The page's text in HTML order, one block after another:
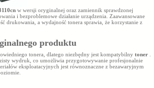
w wersji oryginalnej oraz zamiennik sprawdzonej
i bezproblemowe działanie urządzenia. Zaawansowane
drukowania, a wydajność tonera sprawia, że korzystanie z
produktu
tonera, dlatego niezbędny jest kompatybilny toner
wydruk, co umożliwia przygotowywanie profesjonalnie
eksploatacyjnych jest równoznaczne z bezawaryjnym